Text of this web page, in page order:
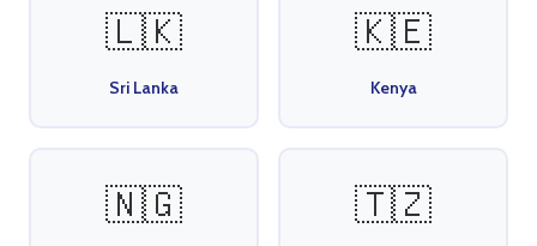
🇱🇰
Sri Lanka
🇰🇪
Kenya
🇳🇬 🇹🇿